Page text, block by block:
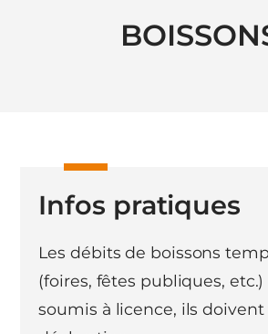
Infos pratiques
Les débits de boissons
(foires, fêtes publiques,
soumis à licence, ils